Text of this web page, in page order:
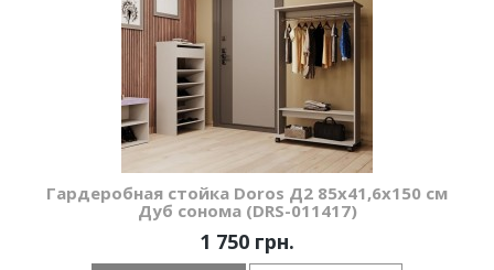
Гардеробная стойка Doros Д2 85х41,6х150 см
Дуб сонома (DRS-011417)
1 750 грн.